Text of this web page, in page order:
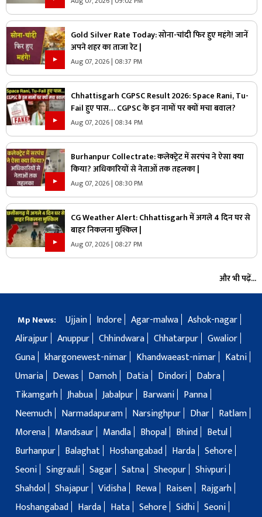
Gold Silver Rate Today: सोना-चांदी फिर हुए महंगे! जानें
अपने शहर का ताजा रेट |
Aug 07, 2026 | 08:37 PM
Chhattisgarh CGPSC Result 2026: Space Rani, Tu-
Fail हुए पास… CGPSC के इन नामों पर क्यों मचा बवाल?
Aug 07, 2026 | 08:34 PM
Burhanpur Collectrate: कलेक्ट्रेट में सरपंच ने ऐसा क्या
किया? अधिकारियों से नेताओं तक तहलका |
Aug 07, 2026 | 08:30 PM
CG Weather Alert: Chhattisgarh में अगले 4 दिन घर से
बाहर निकलना मुश्किल |
Aug 07, 2026 | 08:27 PM
और भी पढ़ें...
Mp News: Ujjain Indore Agar-malwa Ashok-nagar
Alirajpur Anuppur Chhindwara Chhatarpur Gwalior
Guna khargonewest-nimar Khandwaeast-nimar
Katni
Umaria
Dewas Damoh Datia Dindori
Dabra
Tikamgarh Jhabua Jabalpur Barwani
Panna
Neemuch
Narmadapuram Narsinghpur Dhar
Ratlam
Morena
Mandsaur Mandla Bhopal Bhind
Betul
Burhanpur
Balaghat Hoshangabad Harda Sehore
Seoni Singrauli Sagar Satna Sheopur Shivpuri
Shahdol Shajapur Vidisha Rewa Raisen
Rajgarh
Hoshangabad
Harda Hata Sehore Sidhi Seoni